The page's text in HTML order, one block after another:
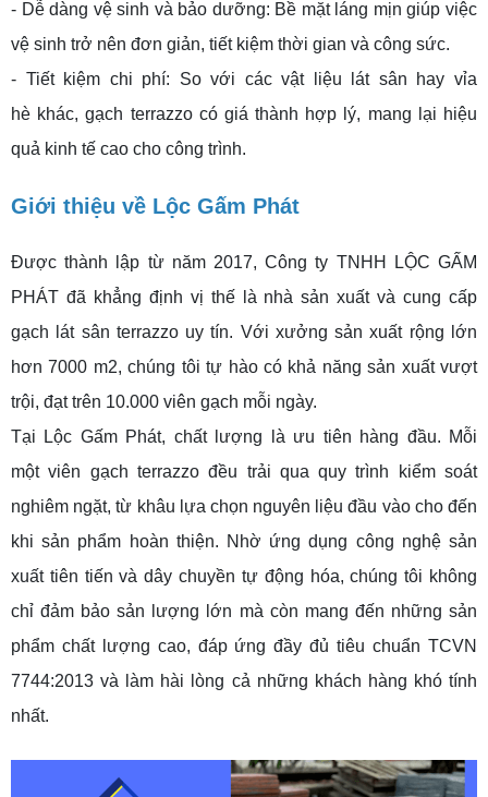
- Dễ dàng vệ sinh và bảo dưỡng: Bề mặt láng mịn giúp việc
vệ sinh trở nên đơn giản, tiết kiệm thời gian và công sức.
- Tiết kiệm chi phí: So với các vật liệu lát sân hay vỉa
hè khác, gạch terrazzo có giá thành hợp lý, mang lại hiệu
quả kinh tế cao cho công trình.
Giới thiệu về Lộc Gấm Phát
Được thành lập từ năm 2017, Công ty TNHH LỘC GẤM
PHÁT đã khẳng định vị thế là nhà sản xuất và cung cấp
gạch lát sân terrazzo uy tín. Với xưởng sản xuất rộng lớn
hơn 7000 m2, chúng tôi tự hào có khả năng sản xuất vượt
trội, đạt trên 10.000 viên gạch mỗi ngày.
Tại Lộc Gấm Phát, chất lượng là ưu tiên hàng đầu. Mỗi
một viên gạch terrazzo đều trải qua quy trình kiểm soát
nghiêm ngặt, từ khâu lựa chọn nguyên liệu đầu vào cho đến
khi sản phẩm hoàn thiện. Nhờ ứng dụng công nghệ sản
xuất tiên tiến và dây chuyền tự động hóa, chúng tôi không
chỉ đảm bảo sản lượng lớn mà còn mang đến những sản
phẩm chất lượng cao, đáp ứng đầy đủ tiêu chuẩn TCVN
7744:2013 và làm hài lòng cả những khách hàng khó tính
nhất.